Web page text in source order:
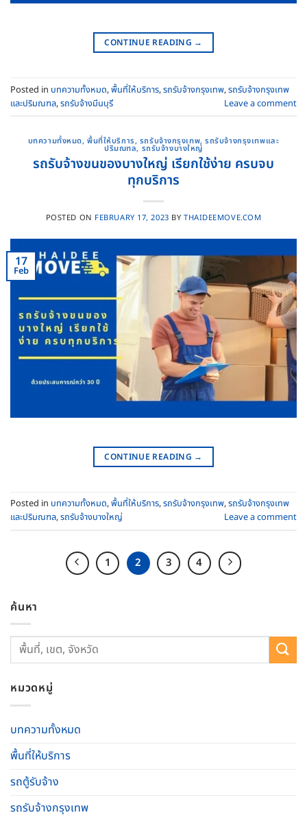
CONTINUE READING →
Posted in บทความทั้งหมด,พื้นที่ให้บริการ,รถรับจ้างกรุงเทพ,รถรับจ้างกรุงเทพ
และปริมณฑล,รถรับจ้างมีนบุรี Leave a comment
บทความทั้งหมด,พื้นที่ให้บริการ, รถรับจ้างกรุงเทพ,รถรับจ้างกรุงเทพและ
ปริมณฑล, รถรับจ้างบางใหญ่
รถรับจ้างขนของบางใหญ่ เรียกใช้ง่าย ครบจบ
ทุกบริการ
POSTED ON FEBRUARY 17, 2023 BY THAIDEEMOVE.COM
17
Feb
CONTINUE READING →
Posted in บทความทั้งหมด,พื้นที่ให้บริการ,รถรับจ้างกรุงเทพ,รถรับจ้างกรุงเทพ
และปริมณฑล,รถรับจ้างบางใหญ่ Leave a comment
1 2 3 4
ค้นหา
หมวดหมู่
บทความทั้งหมด
พื้นที่ให้บริการ
รถตู้รับจ้าง
รถรับจ้างกรุงเทพ